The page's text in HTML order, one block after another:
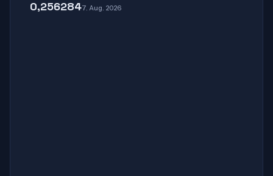
0,2562847. Aug. 2026